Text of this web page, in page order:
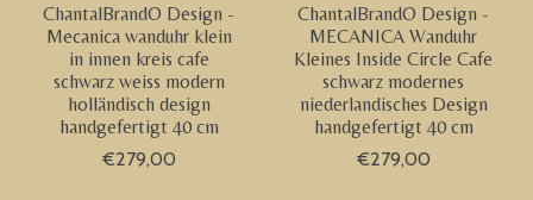
ChantalBrandO Design -
Mecanica wanduhr klein
in innen kreis cafe
schwarz weiss modern
holländisch design
handgefertigt 40 cm
€279,00
ChantalBrandO Design -
MECANICA Wanduhr
Kleines Inside Circle Cafe
schwarz modernes
niederlandisches Design
handgefertigt 40 cm
€279,00